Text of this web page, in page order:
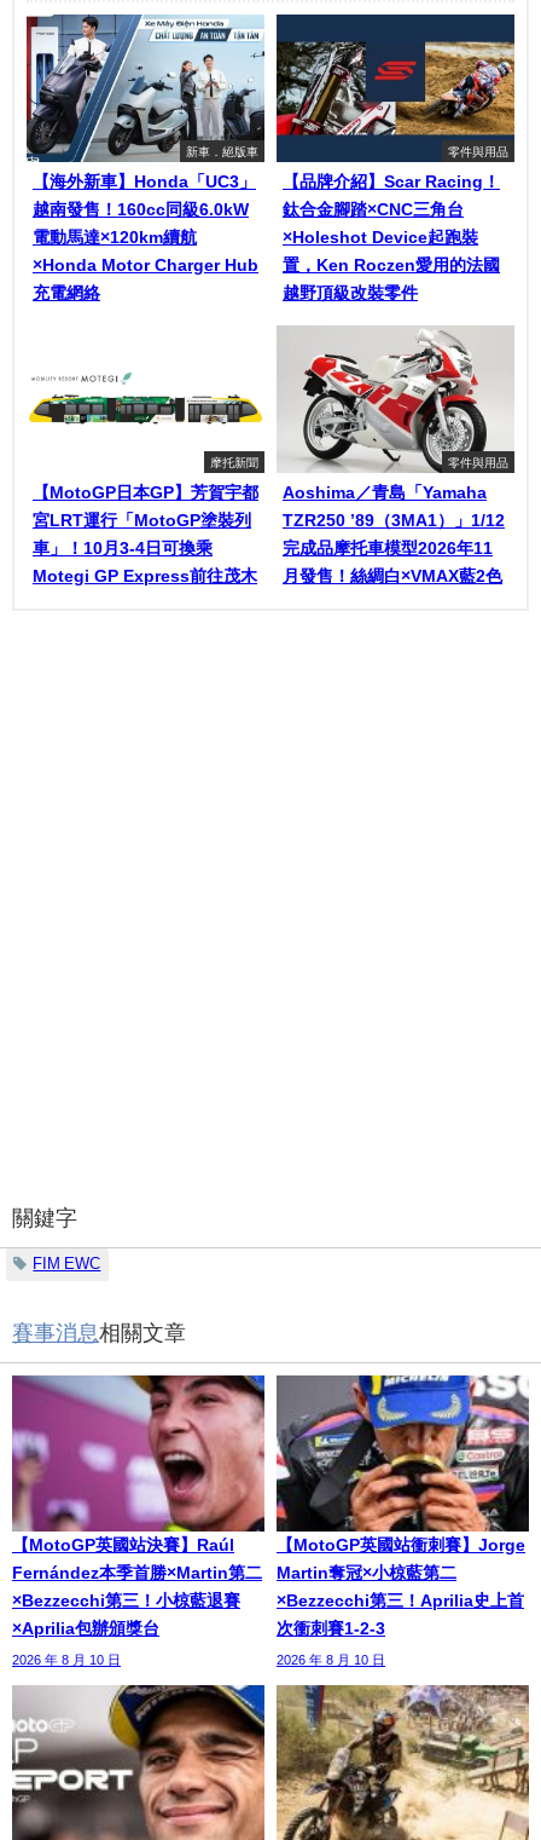
新車．絕版車
【海外新車】Honda「UC3」
越南發售！160cc同級6.0kW
電動馬達×120km續航
×Honda Motor Charger Hub
充電網絡
零件與用品
【品牌介紹】Scar Racing！
鈦合金腳踏×CNC三角台
×Holeshot Device起跑裝
置，Ken Roczen愛用的法國
越野頂級改裝零件
摩托新聞
【MotoGP日本GP】芳賀宇都
宮LRT運行「MotoGP塗裝列
車」！10月3-4日可換乘
Motegi GP Express前往茂木
零件與用品
Aoshima／青島「Yamaha
TZR250 ’89（3MA1）」1/12
完成品摩托車模型2026年11
月發售！絲綢白×VMAX藍2色
關鍵字
FIM EWC
賽事消息相關文章
【MotoGP英國站決賽】Raúl
Fernández本季首勝×Martin第二
×Bezzecchi第三！小椋藍退賽
×Aprilia包辦頒獎台
2026 年 8 月 10 日
【MotoGP英國站衝刺賽】Jorge
Martin奪冠×小椋藍第二
×Bezzecchi第三！Aprilia史上首
次衝刺賽1-2-3
2026 年 8 月 10 日